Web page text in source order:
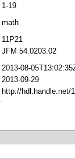
1-19
math
11P21
JFM 54.0203.02
2013-08-
2013-09-29
http://hdl.handle.net/